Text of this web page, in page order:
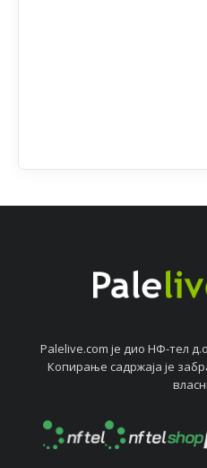
Palelive.com јe дио НФ-тeл
Копирањe садржаја јe